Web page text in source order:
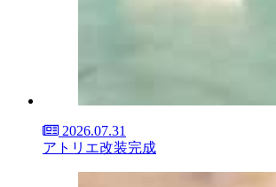
2026.07.31
アトリエ改装完成